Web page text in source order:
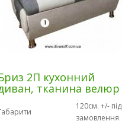
2П кухонний
тканина велюр
120см. +/- під
замовлення